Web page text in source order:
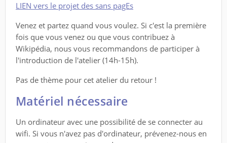
LIEN vers le projet des sans pagEs
Venez et partez quand vous voulez. Si c'est la première
fois que vous venez ou que vous contribuez à
Wikipédia, nous vous recommandons de participer à
l'introduction de l'atelier (14h-15h).
Pas de thème pour cet atelier du retour !
Matériel nécessaire
Un ordinateur avec une possibilité de se connecter au
wifi. Si vous n'avez pas d'ordinateur, prévenez-nous en